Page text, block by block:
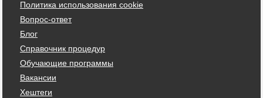
Политика использования cookie
Вопрос-ответ
Блог
Справочник процедур
Обучающие программы
Вакансии
Хештеги